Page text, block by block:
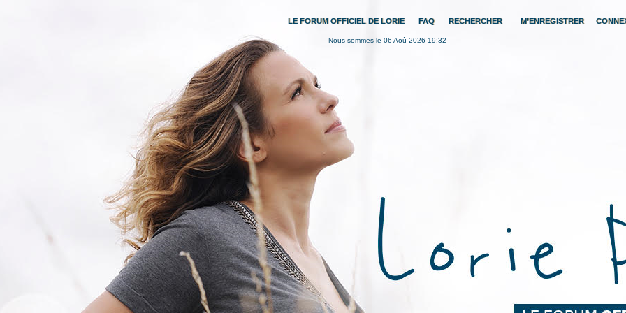
LE FORUM OFFICIEL DE LORIE FAQ RECHERCHER M’ENREGISTRER
Nous sommes le 06 Aoû 2026 19:32